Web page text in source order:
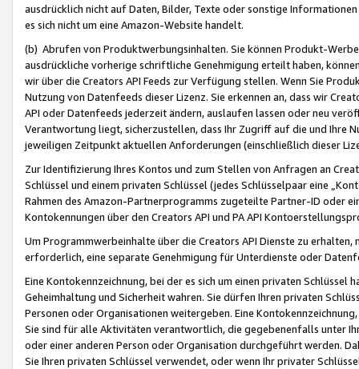
ausdrücklich nicht auf Daten, Bilder, Texte oder sonstige
es sich nicht um eine Amazon-Website handelt.
(b) Abrufen von Produktwerbungsinhalten. Sie können Produkt-
ausdrückliche vorherige schriftliche Genehmigung erteilt haben,
wir über die Creators API Feeds zur Verfügung stellen. Wenn Sie
Nutzung von Datenfeeds dieser Lizenz. Sie erkennen an, dass wir
API oder Datenfeeds jederzeit ändern, auslaufen lassen oder neu
Verantwortung liegt, sicherzustellen, dass Ihr Zugriff auf die und Ihre
jeweiligen Zeitpunkt aktuellen Anforderungen (einschließlich dieser
Zur Identifizierung Ihres Kontos und zum Stellen von Anfragen an
Schlüssel und einem privaten Schlüssel (jedes Schlüsselpaar eine
Rahmen des Amazon-Partnerprogramms zugeteilte Partner-ID oder
Kontokennungen über den Creators API und PA API
Um Programmwerbeinhalte über die Creators API Dienste zu
erforderlich, eine separate Genehmigung für Unterdienste oder
Eine Kontokennzeichnung, bei der es sich um einen privaten
Geheimhaltung und Sicherheit wahren. Sie dürfen Ihren privaten
Personen oder Organisationen weitergeben. Eine
Sie sind für alle Aktivitäten verantwortlich, die gegebenenfalls unter
oder einer anderen Person oder Organisation durchgeführt werden.
Sie Ihren privaten Schlüssel verwendet, oder wenn Ihr privater